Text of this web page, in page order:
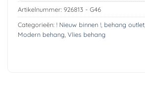
Artikelnummer: 926813 - G46
Categorieën: ! Nieuw binnen !, behang outlet,
Modern behang Vlies behang